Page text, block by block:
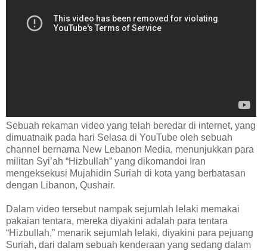
Sebuah rekaman video yang telah beredar di internet, yang
dimuatnaik pada hari Selasa di YouTube oleh sebuah
channel bernama New Lebanon Media, menunjukkan para
militan Syi’ah “Hizbullah” yang dikomandoi Iran
mengeksekusi Mujahidin Suriah di kota yang berbatasan
dengan Libanon, Qushair.
Dalam video tersebut nampak sejumlah lelaki memakai
pakaian tentara, mereka diyakini adalah para tentara
“Hizbullah,” menarik sejumlah lelaki, diyakini para pejuang
Suriah, dari dalam sebuah kenderaan yang sedang dalam